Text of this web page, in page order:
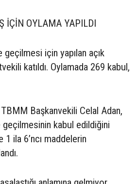
İÇİN OYLAMA YAPILDI
için yapılan açık
katıldı. Oylamada 269 kabul,
TBMM Başkanvekili Celal Adan,
kabul edildiğini
1 ila 6’ncı maddelerin